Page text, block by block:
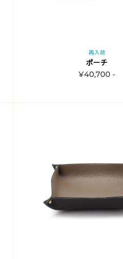
再入荷
ポーチ
¥40,700 -